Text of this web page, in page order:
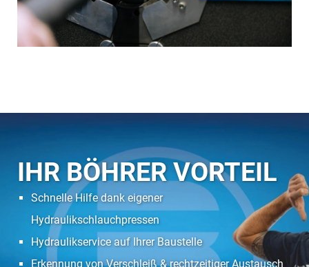
IHR BÖHRER VORTEIL
Schnelle Hilfe dank eigener
Hydraulikschlauchpressen
Hydraulikservice auf Ihrer Baustelle
Erkennung von Verschleiß & rechtzeitiger Austausch